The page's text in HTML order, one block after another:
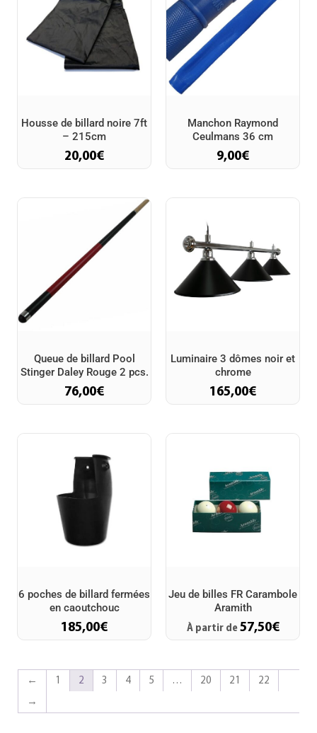
Housse de billard noire 7ft
– 215cm
20,00€
Manchon Raymond
Ceulmans 36 cm
9,00€
Queue de billard Pool
Stinger Daley Rouge 2 pcs.
76,00€
Luminaire 3 dômes noir et
chrome
165,00€
6 poches de billard fermées
en caoutchouc
185,00€
Jeu de billes FR Carambole
Aramith
À partir de 57,50€
← 1 2 3 4 5 … 20 21
22
→